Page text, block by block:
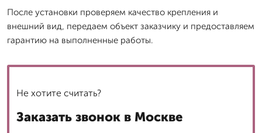
После установки проверяем качество крепления и
внешний вид, передаем объект заказчику и предоставляем
гарантию на выполненные работы.
Не хотите считать?
Заказать звонок в Москве